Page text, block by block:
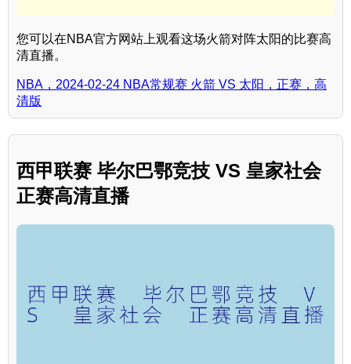
您可以在NBA官方网站上观看这场火箭对阵太阳的比赛高
清直播。
NBA，2024-02-24 NBA常规赛 火箭 VS 太阳，正赛，高
清版
西甲联赛 毕尔巴鄂竞技 VS 皇家社会
正赛高清直播